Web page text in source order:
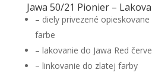
Jawa 50/21 Pionier –
– diely privezené
farbe
– lakovanie do Jawa Red
– linkovanie do zlatej farby